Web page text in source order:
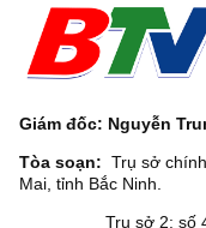
Giám đốc: Nguyễn
Tòa soạn: Trụ sở
Mai, tỉnh Bắc Ninh.
Trụ sở 2: số 49